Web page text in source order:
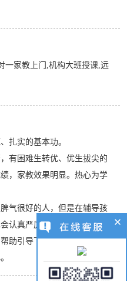
一家教上门,机构大班授课,远
扎实的基本功。
有困难生转优、优生拔尖的
，家教效果明显。热心为学
气很好的人，但是在辅导孩
认真严厉。我觉得，只要孩
助引导下，是能取得好成绩